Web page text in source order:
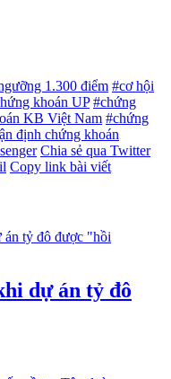
1.300 điểm #cơ hội
khoán UP #chứng
KB Việt Nam #chứng
định chứng khoán
Chia sẻ qua Twitter
Copy link bài viết
dự án tỷ đô